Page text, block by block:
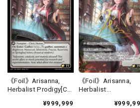
《Foil》Arisanna,
Herbalist Prodigy[C]
¥999,999
《Foil》Arisanna,
Herbalist